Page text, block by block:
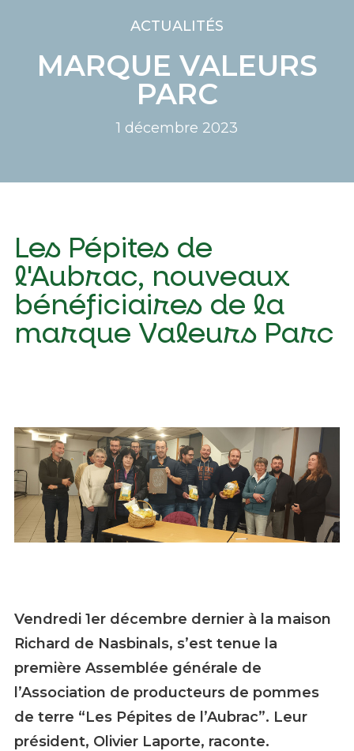
ACTUALITÉS
MARQUE VALEURS
PARC
1 décembre 2023
Les Pépites de
l'Aubrac, nouveaux
bénéficiaires de la
marque Valeurs Parc
Vendredi 1er décembre dernier à la maison
Richard de Nasbinals, s’est tenue la
première Assemblée générale de
l’Association de producteurs de pommes
de terre “Les Pépites de l’Aubrac”. Leur
président, Olivier Laporte, raconte.